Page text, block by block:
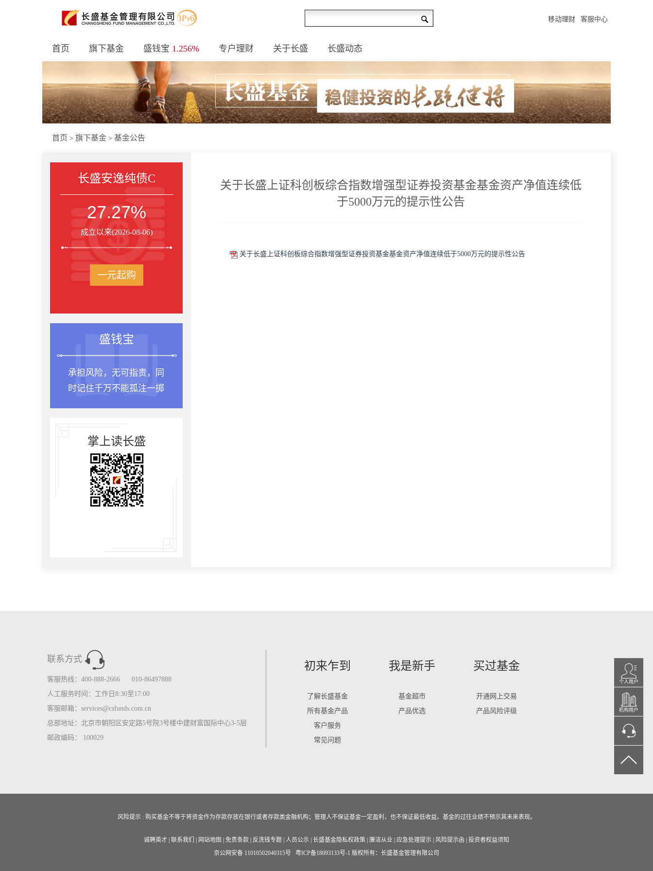
移动理财 客服中心
首页 旗下基金 盛钱宝 1.256% 专户理财 关于长盛 长盛动态
首页 > 旗下基金 > 基金公告
长盛安逸纯债C
27.27%
成立以来(2026-08-06)
一元起购
盛钱宝
承担风险，无可指责，同
时记住千万不能孤注一掷
掌上读长盛
关于长盛上证科创板综合指数增强型证券投资基金基金资产净值连续低
于5000万元的提示性公告
关于长盛上证科创板综合指数增强型证券投资基金基金资产净值连续低于5000万元的提示性公告
联系方式
客服热线：400-888-2666 010-86497888
人工服务时间：工作日8:30至17:00
客服邮箱：services@csfunds.com.cn
总部地址：北京市朝阳区安定路5号院3号楼中建财富国际中心3-5层
邮政编码： 100029
初来乍到
了解长盛基金
所有基金产品
客户服务
常见问题
我是新手
基金超市
产品优选
买过基金
开通网上交易
产品风险评级
风险提示 : 购买基金不等于将资金作为存款存放在银行或者存款类金融机构；管理人不保证基金一定盈利，也不保证最低收益。基金的过往业绩不预示其未来表现。
诚聘英才 联系我们 网站地图 免责条款 反洗钱专题 人员公示 长盛基金隐私权政策 廉洁从业 应急处理提示 风险提示函
投资者权益须知
京公网安备 11010502040315号
粤ICP备18093133号-1 版权所有：长盛基金管理有限公司
个人用户
机构用户